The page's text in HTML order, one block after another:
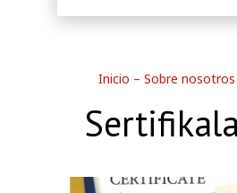
Inicio – Sobre nosotros